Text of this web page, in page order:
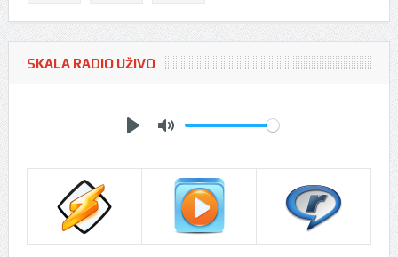
SKALA RADIO UŽIVO